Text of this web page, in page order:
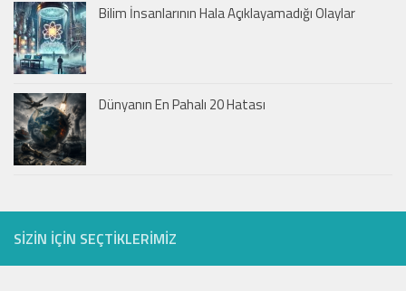
Bilim İnsanlarının Hala Açıklayamadığı Olaylar
Dünyanın En Pahalı 20 Hatası
SIZIN IÇIN SEÇTIKLERIMIZ